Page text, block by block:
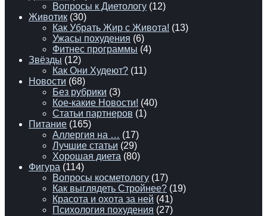
Вопросы к Диетологу (12)
Животик (30)
Как Убрать Жир с Живота! (13)
Ужасы похудения (6)
Фитнес программы (4)
Звёзды (12)
Как Они Худеют? (11)
Новости (68)
Без рубрики (3)
Кое-какие Новости! (40)
Статьи партнеров (1)
Питание (165)
Аллергия на … (17)
Лучшие статьи (29)
Хорошая диета (80)
Фигура (114)
Вопросы косметологу (17)
Как выглядеть Стройнее? (19)
Красота и охота за ней (41)
Психология похудения (27)